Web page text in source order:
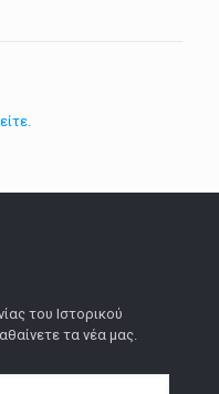
.
του Ιστορικού
τα νέα μας.